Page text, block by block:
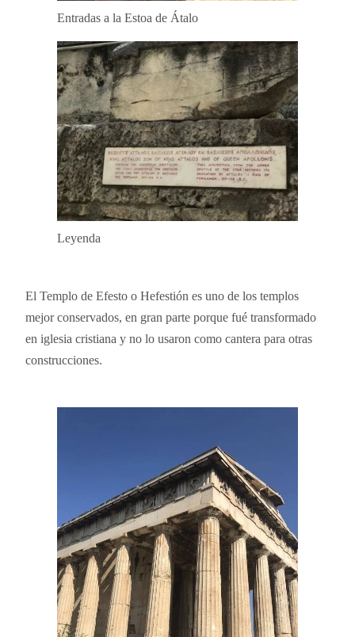
Entradas a la Estoa de Átalo
Leyenda
El Templo de Efesto o Hefestión es uno de los templos
mejor conservados, en gran parte porque fué transformado
en iglesia cristiana y no lo usaron como cantera para otras
construcciones.